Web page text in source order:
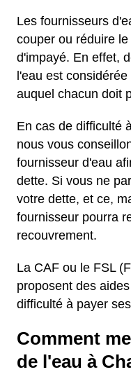
Les fournisseurs
couper ou réduire
d'impayé. En effet,
l'eau est
auquel chacun doit
En cas de difficulté
nous vous
fournisseur d'eau
dette. Si vous ne
votre dette, et ce,
fournisseur pourra
recouvrement.
La CAF ou le FSL
proposent des
difficulté à payer
Comment
de l'eau à